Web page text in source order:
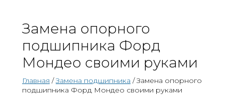
Замена опорного
подшипника Форд
Мондео своими руками
Главная /Замена подшипника / Замена опорного
подшипника Форд Мондео своими руками